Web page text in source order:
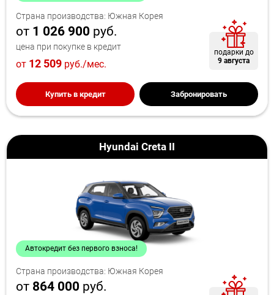
Страна производства: Южная Корея
от 1 026 900 руб.
цена при покупке в кредит
от 12 509 руб./мес.
подарки до
9 августа
Купить в кредит Забронировать
Hyundai Creta II
Автокредит без первого взноса!
Страна производства: Южная Корея
от 864 000 руб.